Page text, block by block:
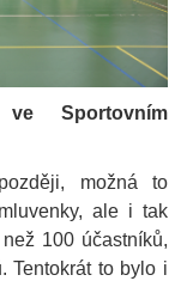
Sportovním
možná to
ale i tak
100 účastníků,
Tentokrát to bylo i